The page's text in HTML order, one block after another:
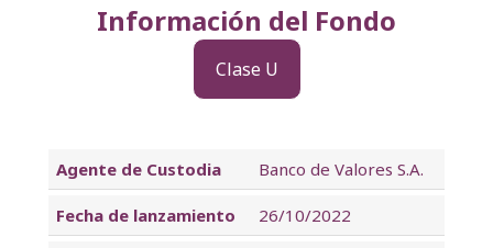
Información del Fondo
Clase U
Agente de Custodia Banco de Valores S.A.
Fecha de lanzamiento 26/10/2022